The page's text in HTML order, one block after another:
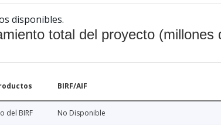
disponibles.
total del proyecto (millones
BIRF/AIF
del BIRF No Disponible